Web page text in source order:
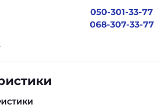
050-301-33-77
068-307-33-77